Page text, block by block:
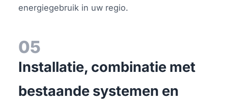
energiegebruik in uw regio.
05
Installatie, combinatie met
bestaande systemen en